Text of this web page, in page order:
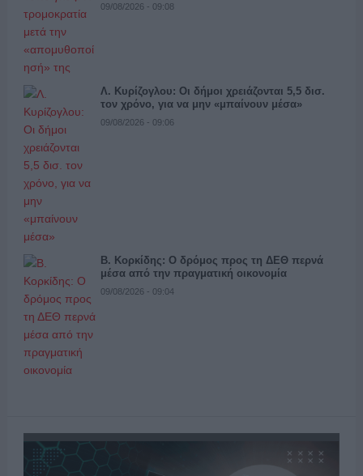
09/08/2026 - 09:08
Λ. Κυρίζογλου: Οι δήμοι χρειάζονται 5,5 δισ.
τον χρόνο, για να μην «μπαίνουν μέσα»
09/08/2026 - 09:06
Β. Κορκίδης: Ο δρόμος προς τη ΔΕΘ περνά
μέσα από την πραγματική οικονομία
09/08/2026 - 09:04